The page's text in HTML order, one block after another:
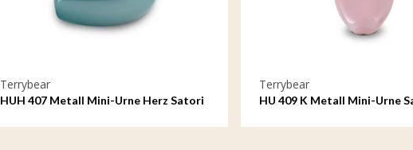
Terrybear
HUH 407 Metall Mini-Urne Herz Satori
Terrybear
HU 409 K Metall Mini-Urne